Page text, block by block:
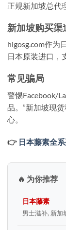
正规新加坡总代
新加坡购买渠
higosg.com作为
日本原装进口，
常见骗局
警惕Facebook/
品。”新加坡现
心。
👉 日本藤素全
🔥 为你推荐
日本藤素
男士滋补, 新加